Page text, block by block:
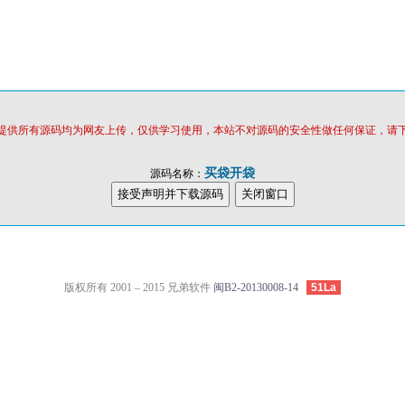
供所有源码均为网友上传，仅供学习使用，本站不对源码的安全性做任何保证，请
源码名称： 买袋开袋
版权所有 2001 – 2015 兄弟软件 闽B2-20130008-14 51La